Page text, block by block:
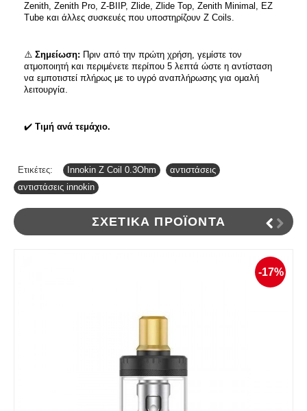
Zenith, Zenith Pro, Z-BIIP, Zlide, Zlide Top, Zenith Minimal, EZ
Tube και άλλες συσκευές που υποστηρίζουν Z Coils.
⚠️ Σημείωση: Πριν από την πρώτη χρήση, γεμίστε τον
ατμοποιητή και περιμένετε περίπου 5 λεπτά ώστε η αντίσταση
να εμποτιστεί πλήρως με το υγρό αναπλήρωσης για ομαλή
λειτουργία.
✔️ Τιμή ανά τεμάχιο.
Ετικέτες: Innokin Z Coil 0.3Ohm αντιστάσεις
αντιστάσεις innokin
ΣΧΕΤΙΚΆ ΠΡΟΪΌΝΤΑ
-17%